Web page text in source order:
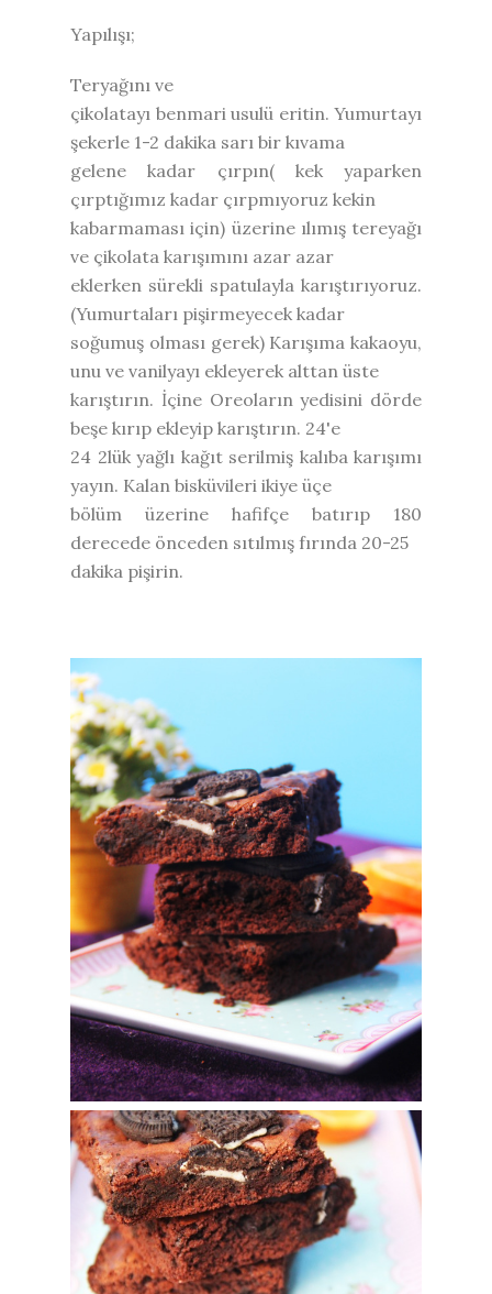
Yapılışı;
Teryağını ve
çikolatayı benmari usulü eritin. Yumurtayı
şekerle 1-2 dakika sarı bir kıvama
gelene kadar çırpın( kek yaparken
çırptığımız kadar çırpmıyoruz kekin
kabarmaması için) üzerine ılımış tereyağı
ve çikolata karışımını azar azar
eklerken sürekli spatulayla karıştırıyoruz.
(Yumurtaları pişirmeyecek kadar
soğumuş olması gerek) Karışıma kakaoyu,
unu ve vanilyayı ekleyerek alttan üste
karıştırın. İçine Oreoların yedisini dörde
beşe kırıp ekleyip karıştırın. 24'e
24 2lük yağlı kağıt serilmiş kalıba karışımı
yayın. Kalan bisküvileri ikiye üçe
bölüm üzerine hafifçe batırıp 180
derecede önceden sıtılmış fırında 20-25
dakika pişirin.